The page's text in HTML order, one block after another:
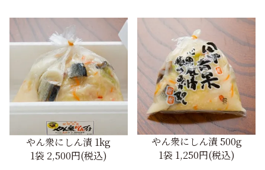
やん衆にしん漬 1kg
1袋 2,500円(税込)
やん衆にしん漬 500g
1袋 1,250円(税込)